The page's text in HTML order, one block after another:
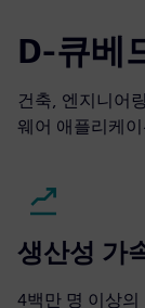
D-큐베
건축, 엔지니어
웨어 애플리케
생산성 가
4백만 명 이상